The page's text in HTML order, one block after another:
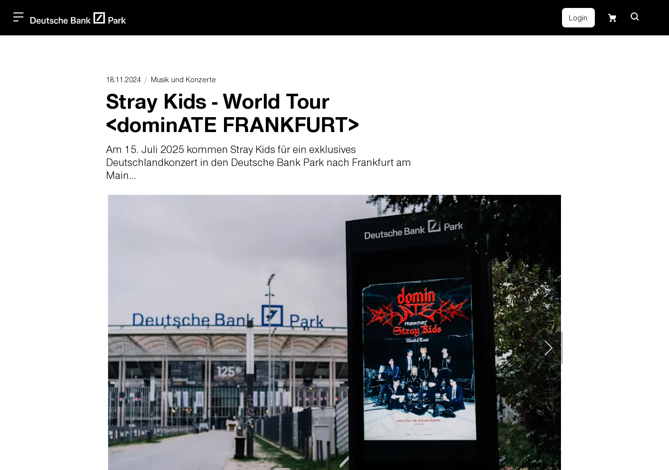
Login
18.11.2024 Musik und Konzerte
Stray Kids - World Tour
<dominATE FRANKFURT>
Am 15. Juli 2025 kommen Stray Kids für ein exklusives
Deutschlandkonzert in den Deutsche Bank Park nach Frankfurt am
Main...